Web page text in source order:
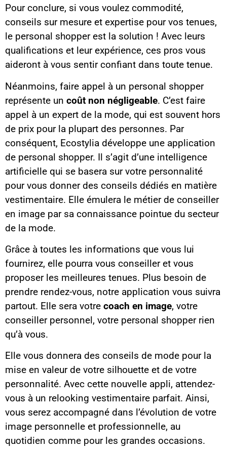
Pour conclure, si vous voulez commodité,
conseils sur mesure et expertise pour vos tenues,
le personal shopper est la solution ! Avec leurs
qualifications et leur expérience, ces pros vous
aideront à vous sentir confiant dans toute tenue.
Néanmoins, faire appel à un personal shopper
représente un coût non négligeable. C’est faire
appel à un expert de la mode, qui est souvent hors
de prix pour la plupart des personnes. Par
conséquent, Ecostylia développe une application
de personal shopper. Il s’agit d’une intelligence
artificielle qui se basera sur votre personnalité
pour vous donner des conseils dédiés en matière
vestimentaire. Elle émulera le métier de conseiller
en image par sa connaissance pointue du secteur
de la mode.
Grâce à toutes les informations que vous lui
fournirez, elle pourra vous conseiller et vous
proposer les meilleures tenues. Plus besoin de
prendre rendez-vous, notre application vous suivra
partout. Elle sera votre coach en image, votre
conseiller personnel, votre personal shopper rien
qu’à vous.
Elle vous donnera des conseils de mode pour la
mise en valeur de votre silhouette et de votre
personnalité. Avec cette nouvelle appli, attendez-
vous à un relooking vestimentaire parfait. Ainsi,
vous serez accompagné dans l’évolution de votre
image personnelle et professionnelle, au
quotidien comme pour les grandes occasions.